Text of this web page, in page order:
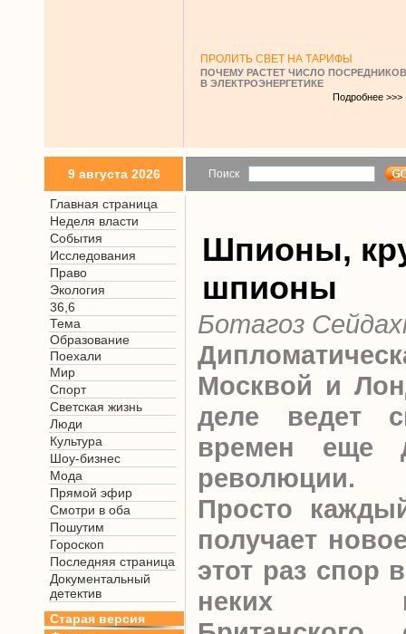
ПРОЛИТЬ СВЕТ НА ТАРИФЫ
ПОЧЕМУ РАСТЕТ ЧИСЛО ПОСРЕДНИКОВ
В ЭЛЕКТРОЭНЕРГЕТИКЕ
Подробнее >>>
9 августа 2026 Поиск
Главная страница
Неделя власти
События
Исследования
Право
Экология
36,6
Тема
Образование
Поехали
Мир
Спорт
Светская жизнь
Люди
Культура
Шоу-бизнес
Мода
Прямой эфир
Смотри в оба
Пошутим
Гороскоп
Последняя страница
Документальный
детектив
Старая версия
Шпионы,
шпионы
Ботагоз
Москвой и
деле ведет
времен еще
революции.
Просто
получает
этот раз спор
неких